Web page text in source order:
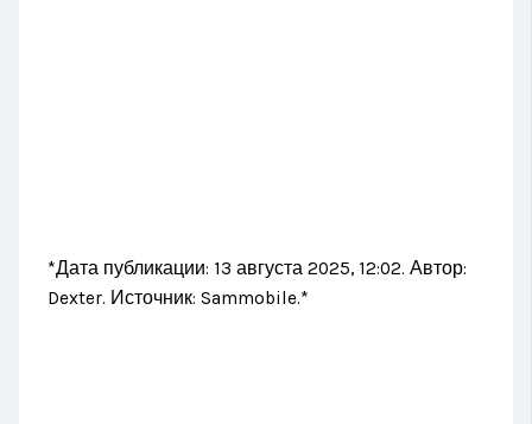
*Дата публикации: 13 августа 2025, 12:02. Автор:
Dexter. Источник: Sammobile.*